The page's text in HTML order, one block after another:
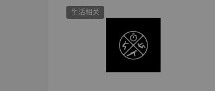
生活相关